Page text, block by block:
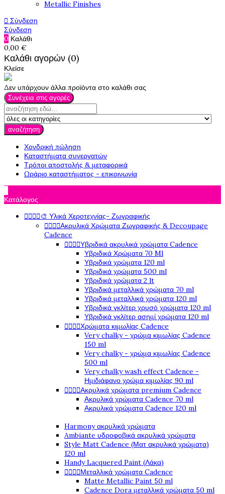
Metallic Finishes
 Σύνδεση
Σύνδεση
0 Καλάθι
0,00 €
Καλάθι αγορών (0)
Κλείσε
Δεν υπάρχουν άλλα προϊόντα στο καλάθι σας
Συνέχεια στις αγορές
αναζήτηση
Χονδρική πώληση
Καταστήματα συνεργατών
Τρόποι αποστολής & μεταφορικά
Ωράριο καταστήματος - επικοινωνία
Κατάλογος
🎨 Υλικά Χεροτεχνίας- Ζωγραφικής
Ακρυλικά Χρώματα Ζωγραφικής & Decoupage
Cadence
Υβριδικά ακρυλικά χρώματα Cadence
Υβριδικά Χρώματα 70 Ml
Υβριδικά χρώματα 120 ml
Υβριδικά χρώματα 500 ml
Υβριδικά χρώματα 2 lt
Υβριδικά μεταλλικά χρώματα 70 ml
Υβριδικά μεταλλικά χρώματα 120 ml
Υβριδικά γκλίτερ χρυσό χρώματα 120 ml
Υβριδικά γκλίτερ ασημί χρώματα 120 ml
Χρώματα κιμωλίας Cadence
Very chalky - χρώμα κιμωλίας Cadence
150 ml
Very chalky - χρώμα κιμωλίας Cadence
500 ml
Very chalky wash effect Cadence -
Ημιδιάφανο χρώμα κιμωλίας 90 ml
Ακρυλικά χρώματα premium Cadence
Ακρυλικά χρώματα Cadence 70 ml
Ακρυλικά χρώματα Cadence 120 ml
Harmony ακρυλικά χρώματα
Ambiante υδροφοβικά ακρυλικά χρώματα
Style Matt Cadence (Ματ ακρυλικά χρώματα)
120 ml
Handy Lacquered Paint (Λάκα)
Μεταλλικά χρώματα Cadence
Matte Metallic Paint 50 ml
Cadence Dora μεταλλικά χρώματα 50 ml